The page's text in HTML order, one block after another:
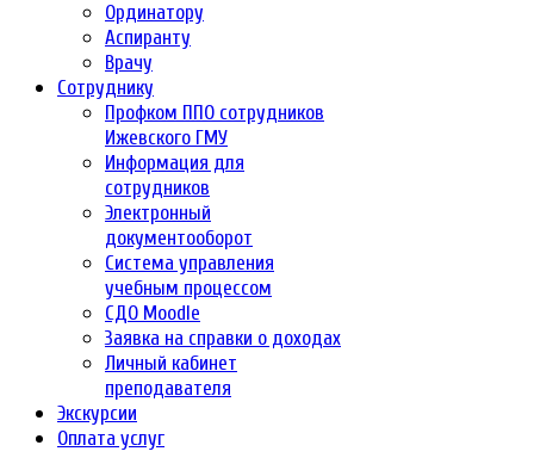
Ординатору
Аспиранту
Врачу
Сотруднику
Профком ППО сотрудников
Ижевского ГМУ
Информация для
сотрудников
Электронный
документооборот
Система управления
учебным процессом
СДО Moodle
Заявка на справки о доходах
Личный кабинет
преподавателя
Экскурсии
Оплата услуг